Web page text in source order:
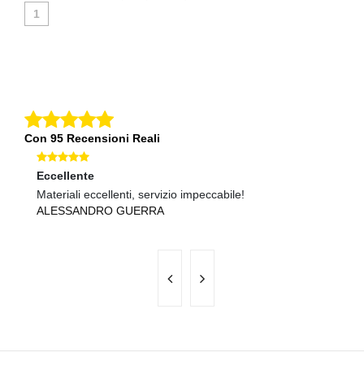
1
Con 95 Recensioni Reali
Eccellente
Materiali eccellenti, servizio impeccabile!
ALESSANDRO GUERRA